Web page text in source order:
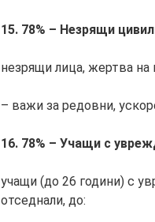
15. 78% – Незрящи
незрящи лица, жертва
– важи за редовни,
16. 78% – Учащи с
учащи (до 26 години) с
отседнали, до: